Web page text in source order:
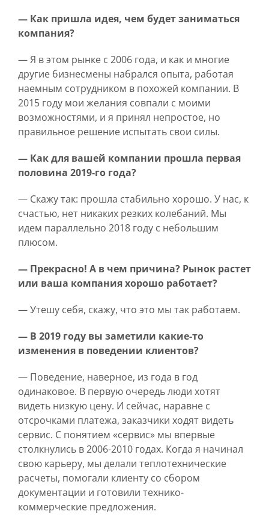
— Как пришла идея, чем будет заниматься
компания?
— Я в этом рынке с 2006 года, и как и многие
другие бизнесмены набрался опыта, работая
наемным сотрудником в похожей компании. В
2015 году мои желания совпали с моими
возможностями, и я принял непростое, но
правильное решение испытать свои силы.
— Как для вашей компании прошла первая
половина 2019-го года?
— Скажу так: прошла стабильно хорошо. У нас, к
счастью, нет никаких резких колебаний. Мы
идем параллельно 2018 году с небольшим
плюсом.
— Прекрасно! А в чем причина? Рынок растет
или ваша компания хорошо работает?
— Утешу себя, скажу, что это мы так работаем.
— В 2019 году вы заметили какие-то
изменения в поведении клиентов?
— Поведение, наверное, из года в год
одинаковое. В первую очередь люди хотят
видеть низкую цену. И сейчас, наравне с
отсрочками платежа, заказчики ходят видеть
сервис. С понятием «сервис» мы впервые
столкнулись в 2006-2010 годах. Когда я начинал
свою карьеру, мы делали теплотехнические
расчеты, помогали клиенту со сбором
документации и готовили технико-
коммерческие предложения.